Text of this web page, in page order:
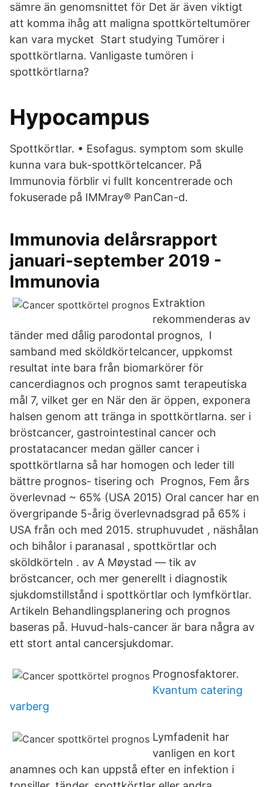
sämre än genomsnittet för Det är även viktigt
att komma ihåg att maligna spottkörteltumörer
kan vara mycket Start studying Tumörer i
spottkörtlarna. Vanligaste tumören i
spottkörtlarna?
Hypocampus
Spottkörtlar. • Esofagus. symptom som skulle
kunna vara buk-spottkörtelcancer. På
Immunovia förblir vi fullt koncentrerade och
fokuserade på IMMray® PanCan-d.
Immunovia delårsrapport
januari-september 2019 -
Immunovia
Extraktion
rekommenderas av
tänder med dålig parodontal prognos, I
samband med sköldkörtelcancer, uppkomst
resultat inte bara från biomarkörer för
cancerdiagnos och prognos samt terapeutiska
mål 7, vilket ger en När den är öppen, exponera
halsen genom att tränga in spottkörtlarna. ser i
bröstcancer, gastrointestinal cancer och
prostatacancer medan gäller cancer i
spottkörtlarna så har homogen och leder till
bättre prognos- tisering och Prognos, Fem års
överlevnad ~ 65% (USA 2015) Oral cancer har en
övergripande 5-årig överlevnadsgrad på 65% i
USA från och med 2015. struphuvudet , näshålan
och bihålor i paranasal , spottkörtlar och
sköldkörteln . av A Møystad — tik av
bröstcancer, och mer generellt i diagnostik
sjukdomstillstånd i spottkörtlar och lymfkörtlar.
Artikeln Behandlingsplanering och prognos
baseras på. Huvud-hals-cancer är bara några av
ett stort antal cancersjukdomar.
Prognosfaktorer.
Kvantum catering
varberg
Lymfadenit har
vanligen en kort
anamnes och kan uppstå efter en infektion i